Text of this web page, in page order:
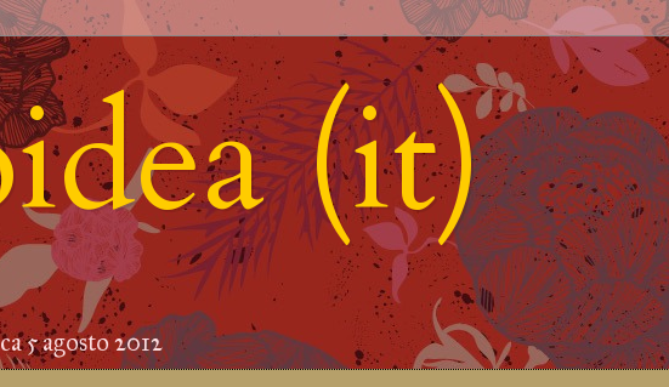
(it)
5 agosto 2012